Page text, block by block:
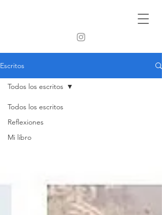
Escritos
Todos los escritos
Reflexiones
Mi libro
Todos los escritos